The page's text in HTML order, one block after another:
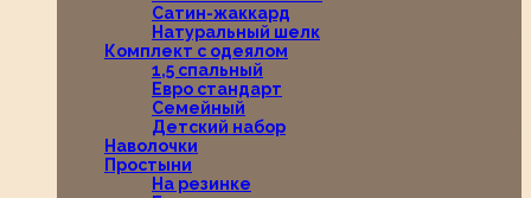
Сатин-жаккард
Натуральный шелк
Комплект с одеялом
1,5 спальный
Евро стандарт
Семейный
Детский набор
Наволочки
Простыни
На резинке